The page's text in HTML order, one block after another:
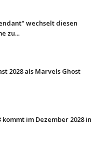
wechselt diesen
zu...
2028 als Marvels Ghost
kommt im Dezember 2028 in